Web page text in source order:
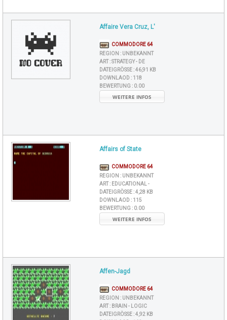
Affaire Vera Cruz, L'
COMMODORE 64
REGION : UNBEKANNT
ART :STRATEGY - DE
DATEIGRÖSSE : 46,91 KB
DOWNLAOD : 118
BEWERTUNG : 0.00
WEITERE INFOS
Affairs of State
COMMODORE 64
REGION : UNBEKANNT
ART : EDUCATIONAL -
DATEIGRÖSSE : 4,28 KB
DOWNLAOD : 115
BEWERTUNG : 0.00
WEITERE INFOS
Affen-Jagd
COMMODORE 64
REGION : UNBEKANNT
ART : BRAIN - LOGIC
DATEIGRÖSSE : 4,92 KB